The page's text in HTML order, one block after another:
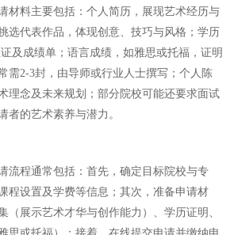
材料主要包括：个人简历，展现艺术经历与
选代表作品，体现创意、技巧与风格；学历
及成绩单；语言成绩，如雅思或托福，证明
需2-3封，由导师或行业人士撰写；个人陈
理念及未来规划；部分院校可能还要求面试
者的艺术素养与潜力。
流程通常包括：首先，确定目标院校与专
程设置及学费等信息；其次，准备申请材
（展示艺术才华与创作能力）、学历证明、